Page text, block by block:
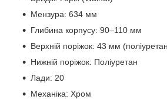
Мензура: 634 мм
Глибина корпусу: 90–110 мм
Верхній поріжок: 43 мм
Нижній поріжок: Поліуретан
Лади: 20
Механіка: Хром